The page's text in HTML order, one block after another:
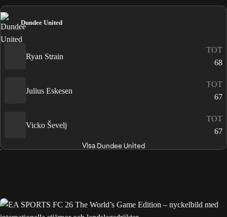
Dundee United
Ryan Strain
TOT
68
Julius Eskesen
TOT
67
Vicko Ševelj
TOT
67
Visa Dundee United